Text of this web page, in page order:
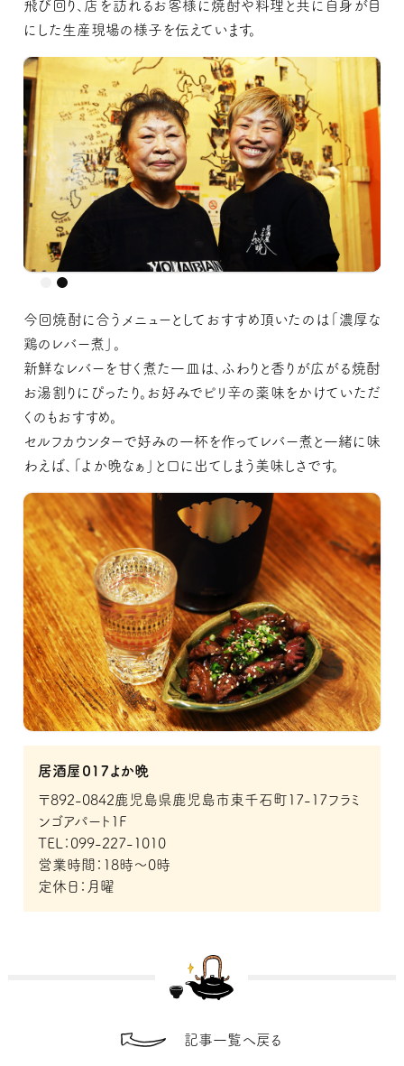
飛び回り、店を訪れるお客様に焼酎や料理と共に自身が目
にした生産現場の様子を伝えています。
今回焼酎に合うメニューとしておすすめ頂いたのは「濃厚な
鶏のレバー煮」。
新鮮なレバーを甘く煮た一皿は、ふわりと香りが広がる焼酎
お湯割りにぴったり。お好みでピリ辛の薬味をかけていただ
くのもおすすめ。
セルフカウンターで好みの一杯を作ってレバー煮と一緒に味
わえば、「よか晩なぁ」と口に出てしまう美味しさです。
居酒屋０１７よか晩
〒892-0842鹿児島県鹿児島市東千石町17-17フラミ
ンゴアパート1F
TEL：099-227-1010
営業時間：18時～0時
定休日：月曜
記事一覧へ戻る